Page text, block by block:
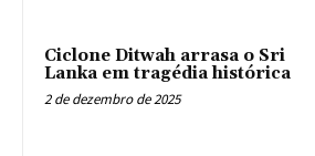
Ciclone Ditwah arrasa o Sri
Lanka em tragédia histórica
2 de dezembro de 2025